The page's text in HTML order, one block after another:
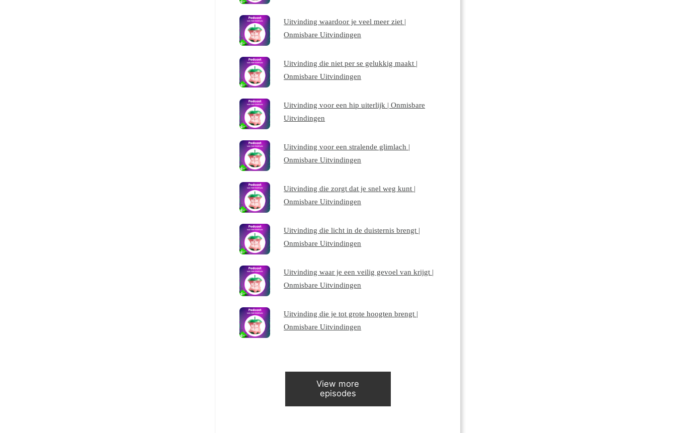
Uitvinding waardoor je veel meer ziet |
Onmisbare Uitvindingen
Uitvinding die niet per se gelukkig maakt |
Onmisbare Uitvindingen
Uitvinding voor een hip uiterlijk | Onmisbare
Uitvindingen
Uitvinding voor een stralende glimlach |
Onmisbare Uitvindingen
Uitvinding die zorgt dat je snel weg kunt |
Onmisbare Uitvindingen
Uitvinding die licht in de duisternis brengt |
Onmisbare Uitvindingen
Uitvinding waar je een veilig gevoel van krijgt |
Onmisbare Uitvindingen
Uitvinding die je tot grote hoogten brengt |
Onmisbare Uitvindingen
View more
episodes